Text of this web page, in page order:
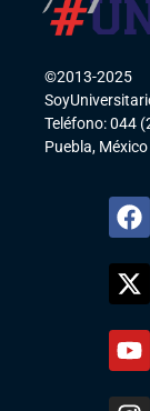
©2013-2025
Teléfono: 044
Puebla, México